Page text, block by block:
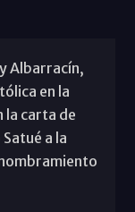
Albarracín,
en la
la carta de
a la